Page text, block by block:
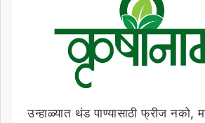
उन्हाळ्यात थंड पाण्यासाठी फ्रीज नको, माठ ; घ्या